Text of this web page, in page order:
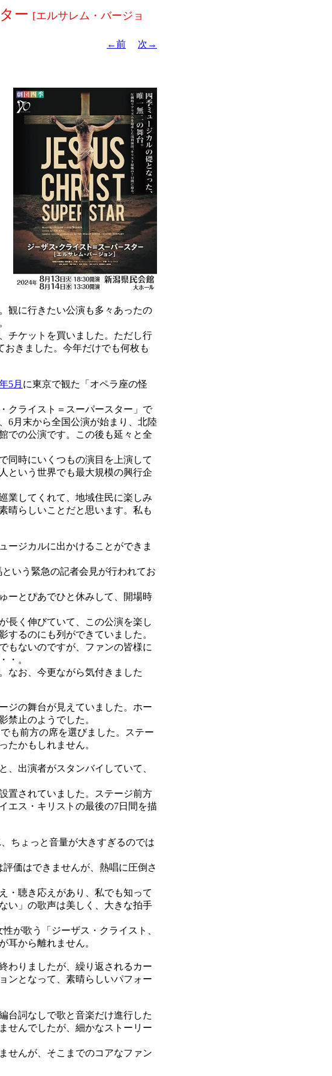
ー [エルサレム・バージョ
←前
次→
観に行きたい公演も多々あったの
チケットを買いました。ただし行
きました。今年だけでも何枚も
5月 に東京で観た「オペラ座の怪
クライスト＝スーパースター」で
6月末から全国公演が始まり、北陸
での公演です。この後も延々と全
同時にいくつもの演目を上演して
という世界でも最大規模の興行企
業してくれて、地域住民に楽しみ
晴らしいことだと思います。私も
ージカルに出かけることができま
いう緊急の記者会見が行われてお
ーとぴあでひと休みして、開場時
長く伸びていて、この公演を楽し
るのにも列ができていました。
もないのですが、ファンの皆様に
・。
なお、今更ながら気付きました
ジの舞台が見えていました。ホー
禁止のようでした。
も前方の席を選びました。ステー
たかもしれません。
出演者がスタンバイしていて、
置されていました。ステージ前方
エス・キリストの最後の7日間を描
ちょっと音量が大きすぎるのでは
価はできませんが、熱唱に圧倒さ
・聴き応えがあり、私でも知って
い」の歌声は美しく、大きな拍手
が歌う「ジーザス・クライスト、
耳から離れません。
わりましたが、繰り返されるカー
ンとなって、素晴らしいパフォー
台詞なしで歌と音楽だけ進行した
せんでしたが、細かなストーリー
せんが、そこまでのコアなファン